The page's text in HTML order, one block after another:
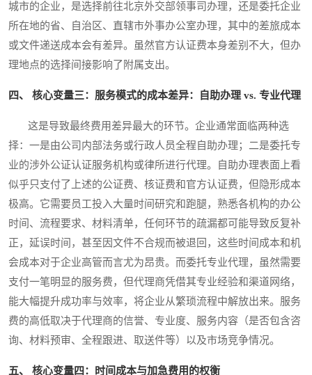
城市的企业，是选择前往北京外交部领事司办理，还是委托企业
所在地的省、自治区、直辖市外事办公室办理，其中的差旅成本
或文件递送成本会有差异。虽然官方认证费本身差别不大，但办
理地点的选择间接影响了附属支出。
四、 核心变量三：服务模式的成本差异：自助办理 vs. 专业代理
这是导致最终费用差异最大的环节。企业通常面临两种选
择：一是由公司内部法务或行政人员全程自助办理；二是委托专
业的涉外公证认证服务机构或律所进行代理。自助办理表面上看
似乎只支付了上述的公证费、核证费和官方认证费，但隐形成本
极高。它需要员工投入大量时间研究和跑腿，熟悉各机构的办公
时间、流程要求、材料清单，任何环节的疏漏都可能导致反复补
正，延误时间，甚至因文件不合规而被退回，这些时间成本和机
会成本对于企业高管而言尤为昂贵。而委托专业代理，虽然需要
支付一笔明显的服务费，但代理商凭借其专业经验和渠道网络，
能大幅提升成功率与效率，将企业从繁琐流程中解放出来。服务
费的高低取决于代理商的信誉、专业度、服务内容（是否包含咨
询、材料预审、全程跟进、取送件等）以及市场竞争情况。
五、 核心变量四：时间成本与加急费用的权衡